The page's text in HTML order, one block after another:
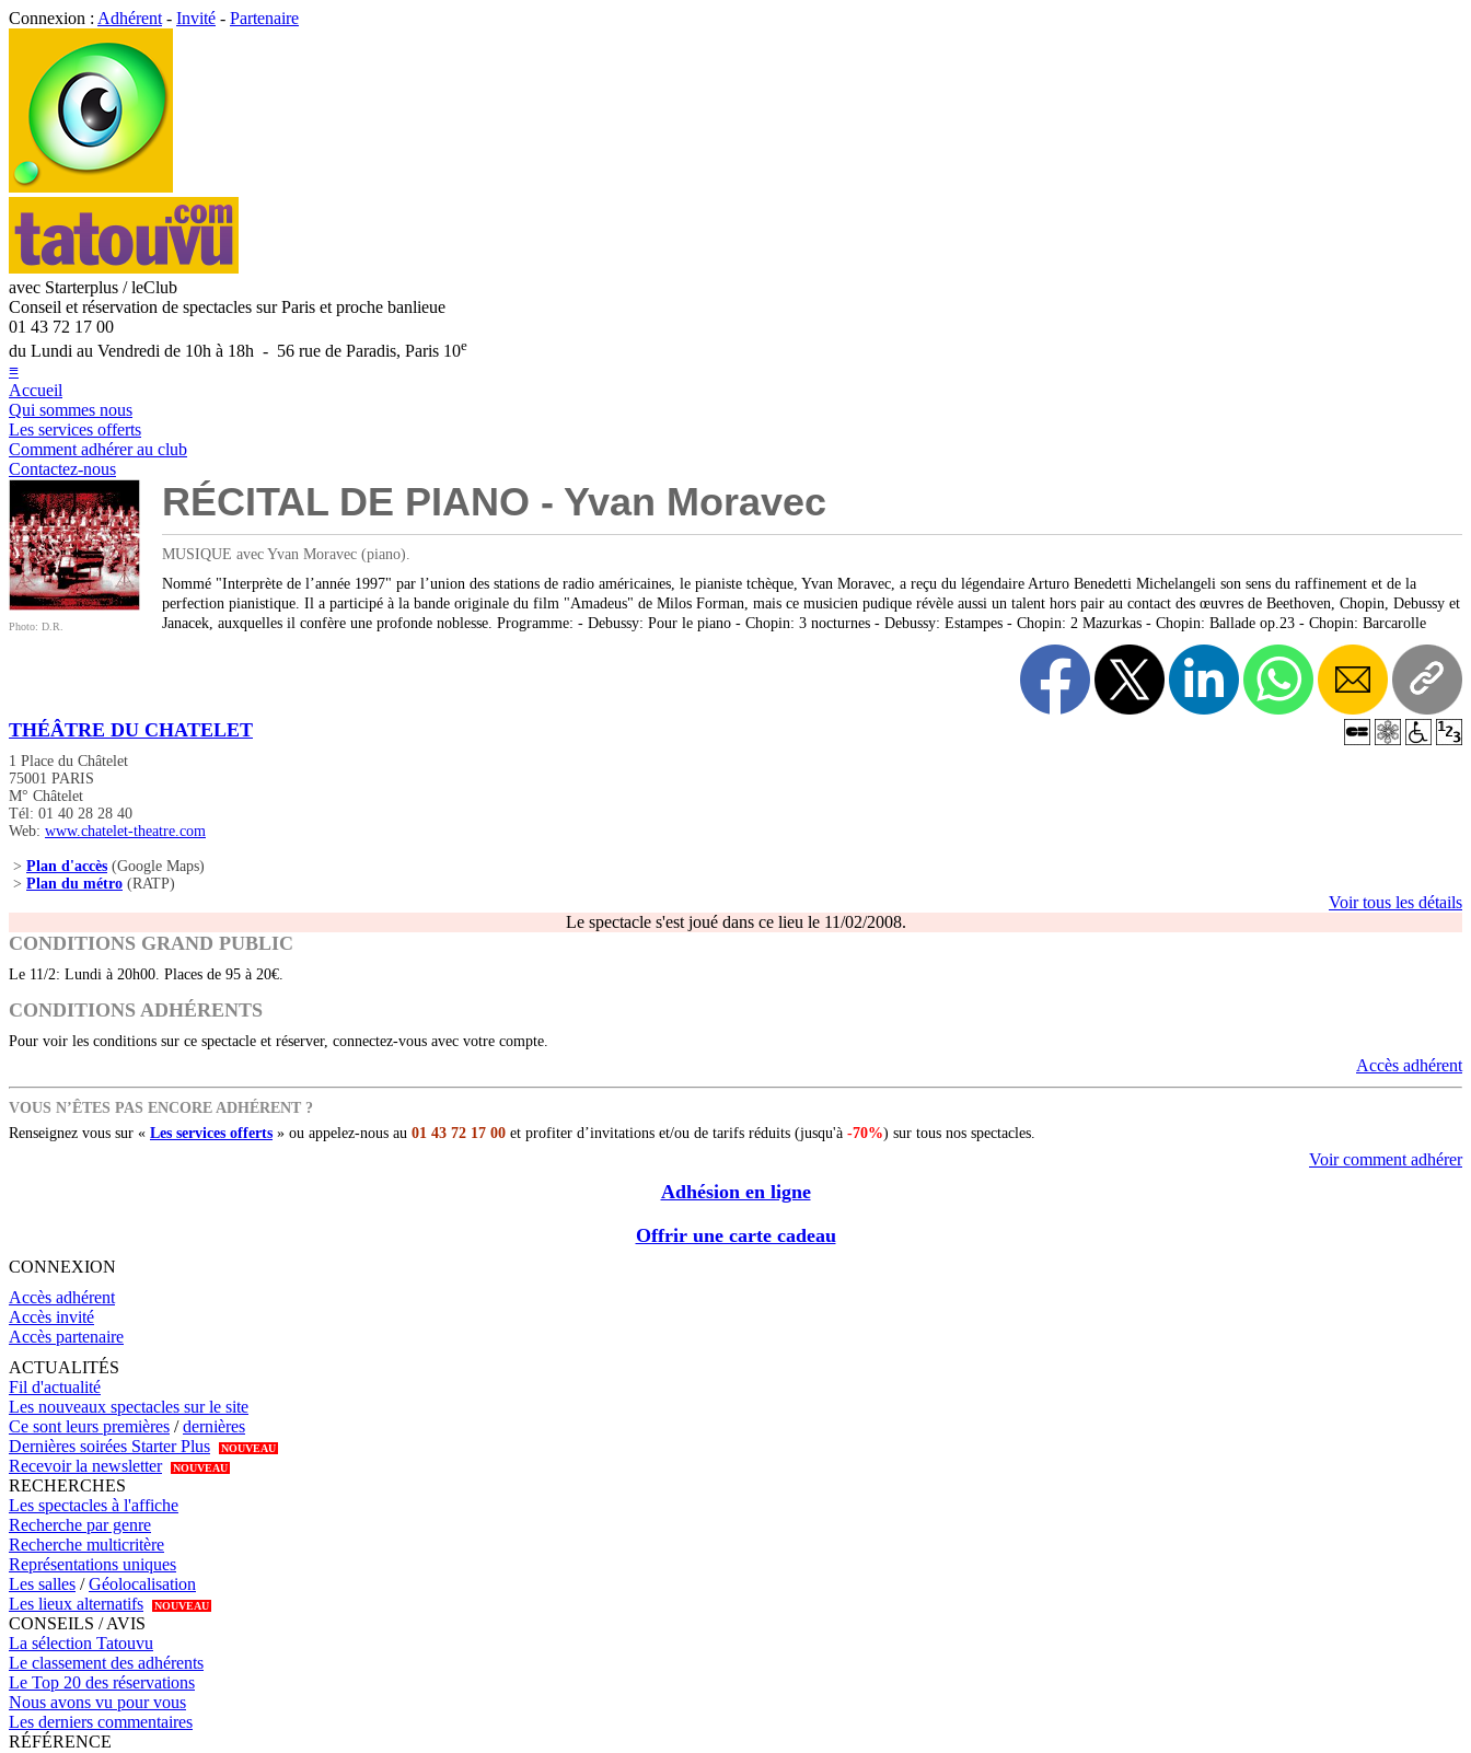
Connexion : Adhérent - Invité - Partenaire
avec Starterplus / leClub
Conseil et réservation de spectacles sur Paris et proche banlieue
01 43 72 17 00
du Lundi au Vendredi de 10h à 18h - 56 rue de Paradis, Paris 10e
≡
Accueil
Qui sommes nous
Les services offerts
Comment adhérer au club
Contactez-nous
Photo: D.R.
RÉCITAL DE PIANO - Yvan Moravec
MUSIQUE avec Yvan Moravec (piano).
Nommé "Interprète de l’année 1997" par l’union des stations de radio américaines, le pianiste tchèque, Yvan Moravec, a reçu du légendaire Arturo Benedetti Michelangeli son sens du raffinement et de la
perfection pianistique. Il a participé à la bande originale du film "Amadeus" de Milos Forman, mais ce musicien pudique révèle aussi un talent hors pair au contact des œuvres de Beethoven, Chopin, Debussy et
Janacek, auxquelles il confère une profonde noblesse. Programme: - Debussy: Pour le piano - Chopin: 3 nocturnes - Debussy: Estampes - Chopin: 2 Mazurkas - Chopin: Ballade op.23 - Chopin: Barcarolle
THÉÂTRE DU CHATELET
1 Place du Châtelet
75001 PARIS
M° Châtelet
Tél: 01 40 28 28 40
Web: www.chatelet-theatre.com
> Plan d'accès (Google Maps)
> Plan du métro (RATP)
Voir tous les détails
Le spectacle s'est joué dans ce lieu le 11/02/2008.
CONDITIONS GRAND PUBLIC
Le 11/2: Lundi à 20h00. Places de 95 à 20€.
CONDITIONS ADHÉRENTS
Pour voir les conditions sur ce spectacle et réserver, connectez-vous avec votre compte.
Accès adhérent
VOUS N’ÊTES PAS ENCORE ADHÉRENT ?
Renseignez vous sur « Les services offerts » ou appelez-nous au 01 43 72 17 00 et profiter d’invitations et/ou de tarifs réduits (jusqu'à -70%) sur tous nos spectacles.
Voir comment adhérer
Adhésion en ligne
Offrir une carte cadeau
CONNEXION
Accès adhérent
Accès invité
Accès partenaire
ACTUALITÉS
Fil d'actualité
Les nouveaux spectacles sur le site
Ce sont leurs premières /dernières
Dernières soirées Starter Plus
NOUVEAU
Recevoir la newsletter NOUVEAU
RECHERCHES
Les spectacles à l'affiche
Recherche par genre
Recherche multicritère
Représentations uniques
Les salles /Géolocalisation
Les lieux alternatifs
NOUVEAU
CONSEILS / AVIS
La sélection Tatouvu
Le classement des adhérents
Le Top 20 des réservations
Nous avons vu pour vous
Les derniers commentaires
RÉFÉRENCE